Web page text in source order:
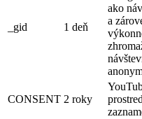
_gid 1 deň
ako
a
CONSENT 2 roky